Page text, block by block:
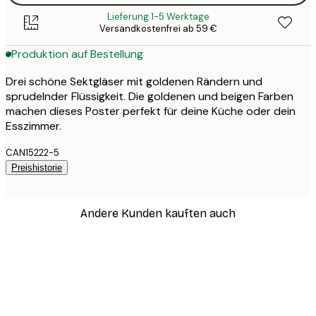
Lieferung 1-5 Werktage
Versandkostenfrei ab 59 €
Produktion auf Bestellung
Drei schöne Sektgläser mit goldenen Rändern und
sprudelnder Flüssigkeit. Die goldenen und beigen Farben
machen dieses Poster perfekt für deine Küche oder dein
Esszimmer.
CAN15222-5
Preishistorie
Andere Kunden kauften auch